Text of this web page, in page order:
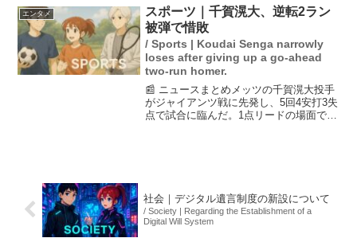
は「苦労人」と「ラジオ」という2つのキ
ーワ...
エンタメ
スポーツ｜千賀滉大、逆転2ラン
被弾で惜敗
/ Sports | Koudai Senga narrowly
loses after giving up a go-ahead
two-run homer.
📰 ニュースまとめメッツの千賀滉大投手
がジャイアンツ戦に先発し、5回4安打3失
点で試合に臨んだ。1点リードの場面で、
社会｜デジタル遺言制度の新設について
/ Society | Regarding the Establishment of a
Digital Will System